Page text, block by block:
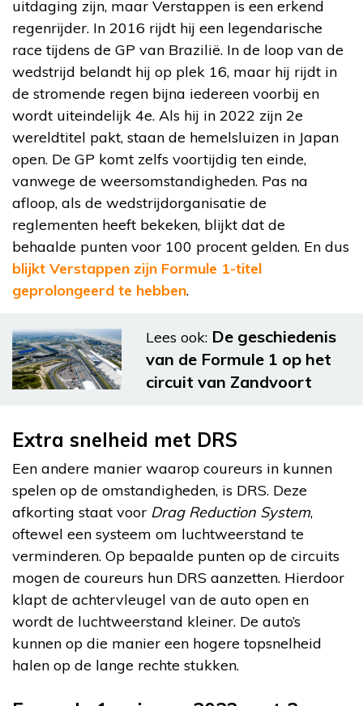
uitdaging zijn, maar Verstappen is een erkend
regenrijder. In 2016 rijdt hij een legendarische
race tijdens de GP van Brazilië. In de loop van de
wedstrijd belandt hij op plek 16, maar hij rijdt in
de stromende regen bijna iedereen voorbij en
wordt uiteindelijk 4e. Als hij in 2022 zijn 2e
wereldtitel pakt, staan de hemelsluizen in Japan
open. De GP komt zelfs voortijdig ten einde,
vanwege de weersomstandigheden. Pas na
afloop, als de wedstrijdorganisatie de
reglementen heeft bekeken, blijkt dat de
behaalde punten voor 100 procent gelden. En dus
blijkt Verstappen zijn Formule 1-titel
geprolongeerd te hebben.
Lees ook: De geschiedenis
van de Formule 1 op het
circuit van Zandvoort
Extra snelheid met DRS
Een andere manier waarop coureurs in kunnen
spelen op de omstandigheden, is DRS. Deze
afkorting staat voor Drag Reduction System,
oftewel een systeem om luchtweerstand te
verminderen. Op bepaalde punten op de circuits
mogen de coureurs hun DRS aanzetten. Hierdoor
klapt de achtervleugel van de auto open en
wordt de luchtweerstand kleiner. De auto’s
kunnen op die manier een hogere topsnelheid
halen op de lange rechte stukken.